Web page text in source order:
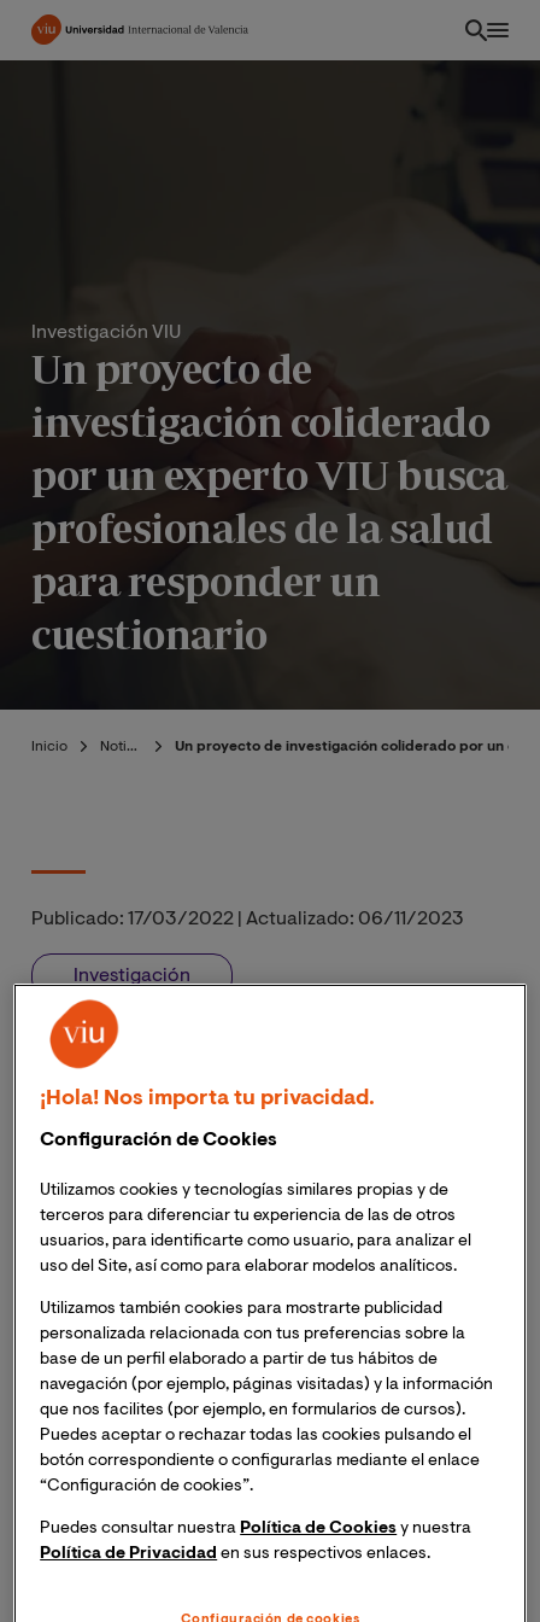
Pasar
Investigación VIU
Un proyecto de
investigación coliderado
por un experto VIU busca
profesionales de la salud
para responder un
cuestionario
Inicio Noticias Un proyecto de investigación coliderado por un
Publicado: 17/03/2022 Actualizado: 06/11/2023
Investigación
Dr. Jesús González-Moreno
Sanitarios
Actitudes frente a la muerte
El estudio, dirigido por el Dr. Jesús González-Moreno
de VIU y la Dra. María Cantero García, busca investigar
las actitudes hacia la muerte en el profesional
Busca profesionales de la salud del ámbito pediátrico y
geriátrico que por la naturaleza de su práctica trabajen
con la muerte.
Los profesionales sanitarios, aunque se preparan para
curar enfermedades y mejorar la calidad de vida de las
personas, tienen, inevitablemente una relación
cercana con la muerte. Precisamente el
esta relación a los sanitarioses lo que busca entender
un estudio liderado por elDr. Jesús González-Moreno
, de la Universidad Europea de
¡Hola! Nos importa tu privacidad.
Configuración de Cookies
Utilizamos cookies y tecnologías similares propias y de
terceros para diferenciar tu experiencia de las de otros
usuarios, para identificarte como usuario, para analizar el
uso del Site, así como para elaborar modelos analíticos.
Utilizamos también cookies para mostrarte publicidad
personalizada relacionada con tus preferencias sobre la
base de un perfil elaborado a partir de tus hábitos de
navegación (por ejemplo, páginas visitadas) y la información
que nos facilites (por ejemplo, en formularios de cursos).
Puedes aceptar o rechazar todas las cookies pulsando el
botón correspondiente o configurarlas mediante el enlace
“Configuración de cookies”.
Puedes consultar nuestra Política de Cookies y nuestra
Política de Privacidad en sus respectivos enlaces.